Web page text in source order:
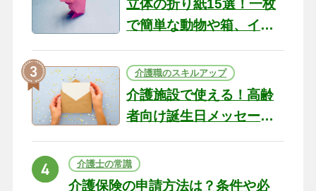
立体の折り紙15選！一枚
で簡単な動物や箱、イン
介護職のスキルアップ
介護施設で使える！高齢
者向け誕生日メッセージ
ト
介護士の常識
介護保険の申請方法は？条件や必